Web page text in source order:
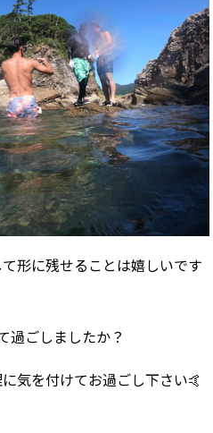
形に残せることは嬉しいです
過ごしましたか？
気を付けてお過ごし下さい🤙